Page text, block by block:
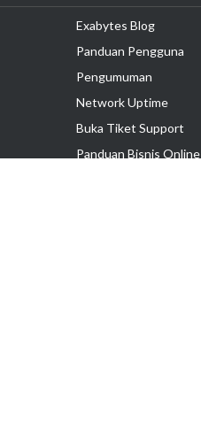
Exabytes Blog
Panduan Pengguna
Pengumuman
Network Uptime
Buka Tiket Support
Panduan Bisnis Online